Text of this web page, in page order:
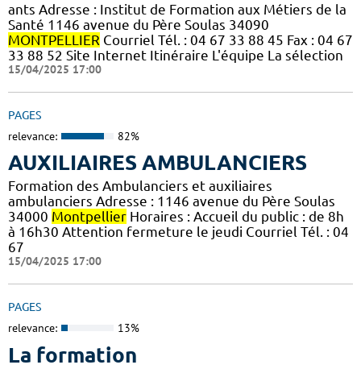
ants Adresse : Institut de Formation aux Métiers de la
Santé 1146 avenue du Père Soulas 34090
MONTPELLIER Courriel Tél. : 04 67 33 88 45 Fax : 04 67
33 88 52 Site Internet Itinéraire L'équipe La sélection
15/04/2025 17:00
PAGES
relevance: 82%
AUXILIAIRES AMBULANCIERS
Formation des Ambulanciers et auxiliaires
ambulanciers Adresse : 1146 avenue du Père Soulas
34000 Montpellier Horaires : Accueil du public : de 8h
à 16h30 Attention fermeture le jeudi Courriel Tél. : 04
67
15/04/2025 17:00
PAGES
relevance: 13%
La formation